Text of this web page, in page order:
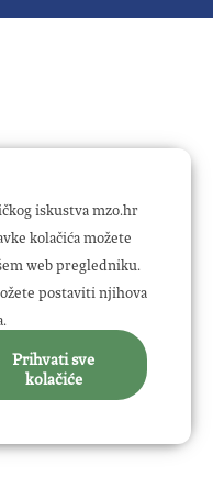
iskustva mzo.hr
kolačića možete
web pregledniku.
postaviti njihova
Prihvati sve
kolačiće